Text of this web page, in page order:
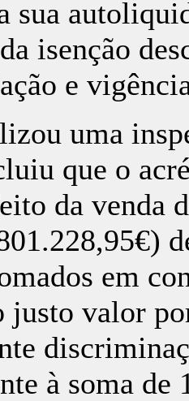
sua
isenção
e
uma
que o
da venda
em
justo valor
à soma